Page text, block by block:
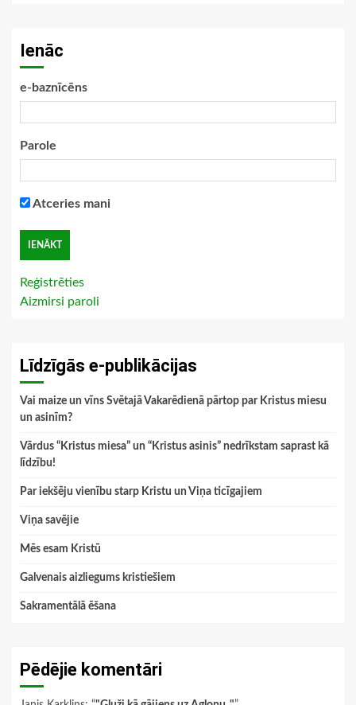
Ienāc
e-baznīcēns
Parole
Atceries mani
Reģistrēties
Aizmirsi paroli
Līdzīgās e-publikācijas
Vai maize un vīns Svētajā Vakarēdienā pārtop par Kristus miesu
un asinīm?
Vārdus “Kristus miesa” un “Kristus asinis” nedrīkstam saprast kā
līdzību!
Par iekšēju vienību starp Kristu un Viņa ticīgajiem
Viņa savējie
Mēs esam Kristū
Galvenais aizliegums kristiešiem
Sakramentālā ēšana
Pēdējie komentāri